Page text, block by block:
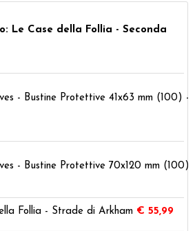
Le Case della Follia - Seconda
- Bustine Protettive 41x63 mm (100) -
- Bustine Protettive 70x120 mm (100)
Follia - Strade di Arkham € 55,99